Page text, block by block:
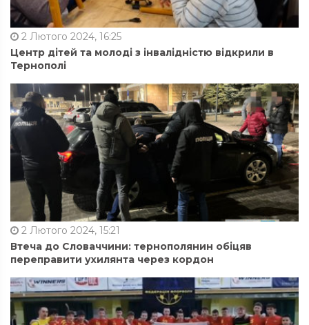
2 Лютого 2024, 16:25
Центр дітей та молоді з інвалідністю відкрили в
Тернополі
2 Лютого 2024, 15:21
Втеча до Словаччини: тернополянин обіцяв
переправити ухилянта через кордон